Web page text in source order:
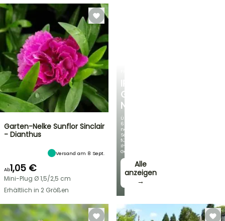
IRIS
GERMANICA
NEUHEITEN
Über
60
neue
Sorten
für
Ihren
Garten!
Alle
anzeigen
→
Garten-Nelke Sunflor Sinclair
- Dianthus
Versand am 8 Sept.
Ab1,05 €
Mini-Plug Ø 1,5/2,5 cm
Erhältlich in 2 Größen